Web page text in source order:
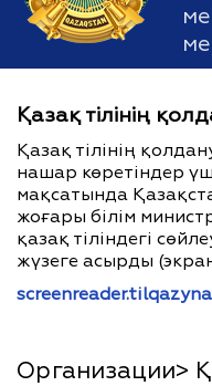
Қазақ тілінің
Қазақ тілінің
нашар көретіндер
мақсатында
жоғары білім
қазақ тіліндегі
жүзеге асырды
Организации>